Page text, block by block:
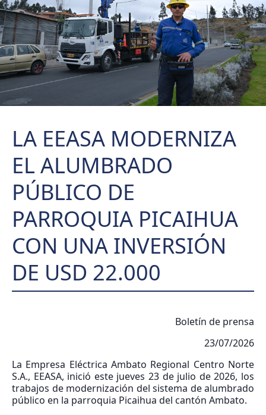
LA EEASA MODERNIZA
EL ALUMBRADO
PÚBLICO DE
PARROQUIA PICAIHUA
CON UNA INVERSIÓN
DE USD 22.000
Boletín de prensa
23/07/2026
La Empresa Eléctrica Ambato Regional Centro Norte
S.A., EEASA, inició este jueves 23 de julio de 2026, los
trabajos de modernización del sistema de alumbrado
público en la parroquia Picaihua del cantón Ambato.